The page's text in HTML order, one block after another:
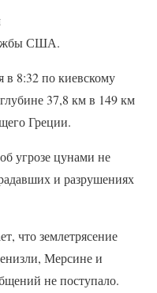
США.
в 8:32 по киевскому
37,8 км в 149 км
Греции.
угрозе цунами не
и разрушениях
что землетрясение
Мерсине и
не поступало.